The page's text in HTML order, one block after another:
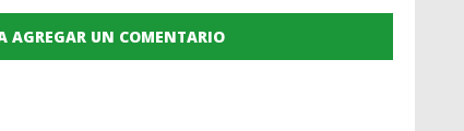
AGREGAR UN COMENTARIO